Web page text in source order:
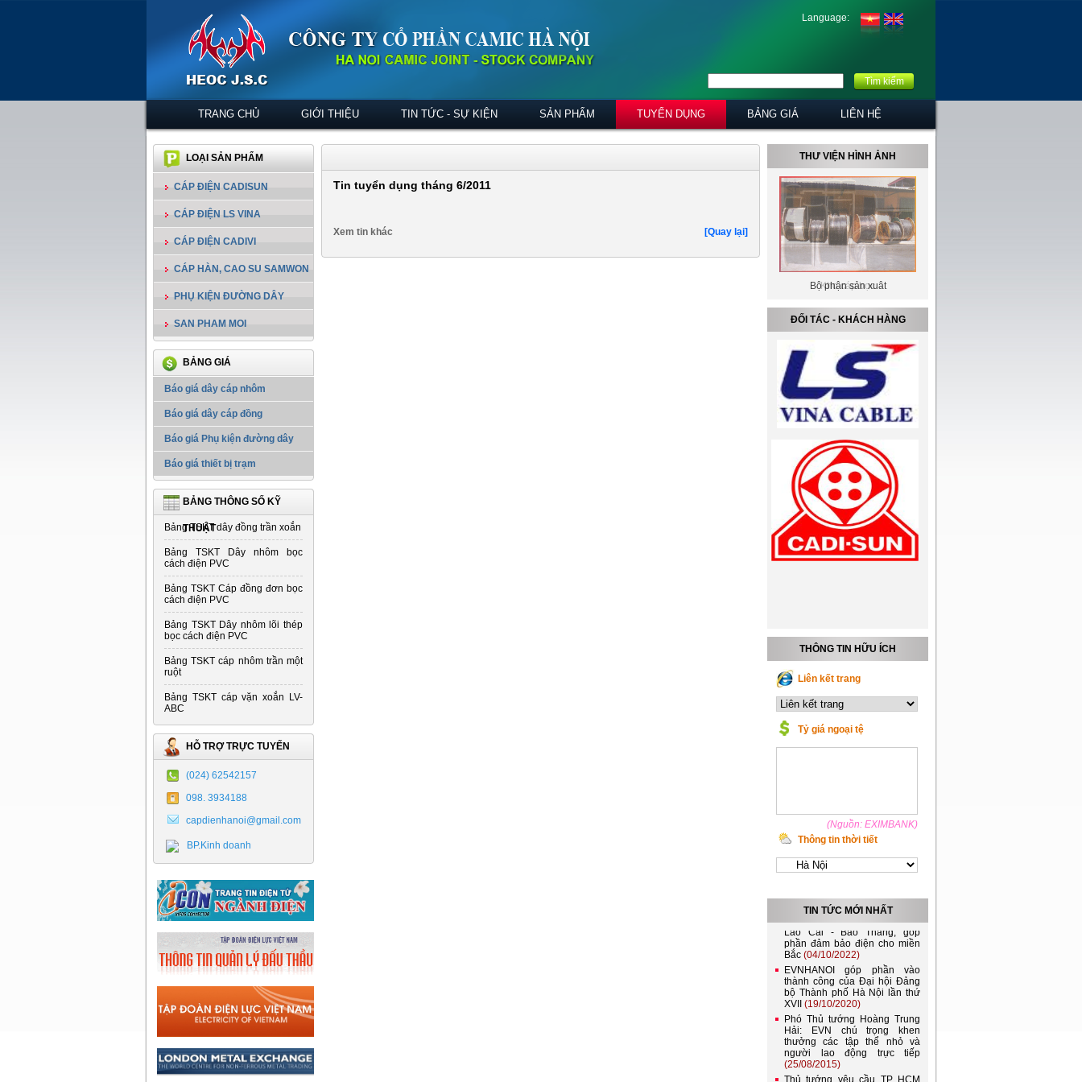
Language:
Tìm kiếm
TRANG CHỦ GIỚI THIỆU TIN TỨC - SỰ KIỆN SẢN PHẨM TUYỂN DỤNG BẢNG GIÁ LIÊN HỆ
LOẠI SẢN PHẨM
CÁP ĐIỆN CADISUN
CÁP ĐIỆN LS VINA
CÁP ĐIỆN CADIVI
CÁP HÀN, CAO SU SAMWON
PHỤ KIỆN ĐƯỜNG DÂY
SAN PHAM MOI
BẢNG GIÁ
Báo giá dây cáp nhôm
Báo giá dây cáp đồng
Báo giá Phụ kiện đường dây
Báo giá thiết bị trạm
BẢNG THÔNG SỐ KỸ
THUẬT
Bảng TSKT dây đồng trần xoắn
Bảng TSKT Dây nhôm bọc
cách điện PVC
Bảng TSKT Cáp đồng đơn bọc
cách điện PVC
Bảng TSKT Dây nhôm lõi thép
bọc cách điện PVC
Bảng TSKT cáp nhôm trần một
ruột
Bảng TSKT cáp vặn xoắn LV-
ABC
HỖ TRỢ TRỰC TUYẾN
(024) 62542157
098. 3934188
capdienhanoi@gmail.com
BP.Kinh doanh
Tin tuyển dụng tháng 6/2011
Xem tin khác [Quay lại]
THƯ VIỆN HÌNH ẢNH
Bộ phận sản xuât
Kho cáp bọc
ĐỐI TÁC - KHÁCH HÀNG
THÔNG TIN HỮU ÍCH
Liên kết trang
Tỷ giá ngoại tệ
(Nguồn: EXIMBANK)
Thông tin thời tiết
TIN TỨC MỚI NHẤT
Việt Nam và Lào nên kết nối
(21/11/2022)
Đóng điện đường dây 220kV
Lào Cai - Bảo Thắng, góp
phần đảm bảo điện cho miền
Bắc(04/10/2022)
EVNHANOI góp phần vào
thành công của Đại hội Đảng
bộ Thành phố Hà Nội lần thứ
XVII (19/10/2020)
Phó Thủ tướng Hoàng Trung
Hải: EVN chú trọng khen
thưởng các tập thể nhỏ và
người lao động trực tiếp
(25/08/2015)
Thủ tướng yêu cầu TP HCM